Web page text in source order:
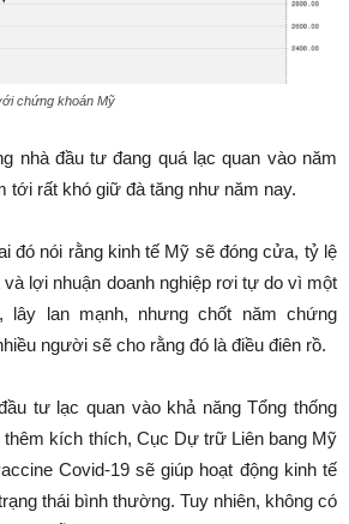
chứng khoán Mỹ
nhà đầu tư đang quá lạc quan vào năm
tới rất khó giữ đà tăng như năm nay.
đó nói rằng kinh tế Mỹ sẽ đóng cửa, tỷ lệ
và lợi nhuận doanh nghiệp rơi tự do vì một
lây lan mạnh, nhưng chốt năm chứng
người sẽ cho rằng đó là điều điên rồ.
tư lạc quan vào khả năng Tổng thống
kích thích, Cục Dự trữ Liên bang Mỹ
Covid-19 sẽ giúp hoạt động kinh tế
thái bình thường. Tuy nhiên, không có